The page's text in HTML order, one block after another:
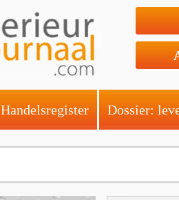
Handelsregister Dossier: